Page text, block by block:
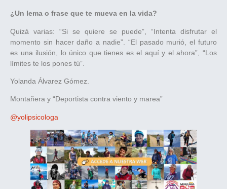
¿Un lema o frase que te mueva en la vida?
Quizá varias: “Si se quiere se puede”, “Intenta disfrutar el
momento sin hacer daño a nadie”. “El pasado murió, el futuro
es una ilusión, lo único que tienes es el aquí y el ahora”, “Los
límites te los pones tú”.
Yolanda Álvarez Gómez.
Montañera y “Deportista contra viento y marea”
@yolipsicologa